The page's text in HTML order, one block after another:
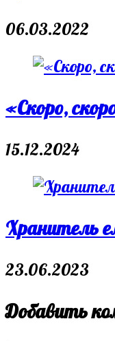
06.03.2022
«Скоро,
15.12.2024
Хранитель
23.06.2023
Добавить